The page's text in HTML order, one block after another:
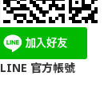
LINE 官方帳號